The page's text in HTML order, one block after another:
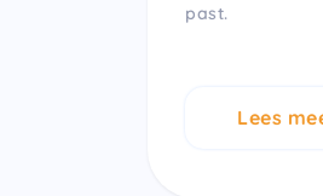
past.
Lees